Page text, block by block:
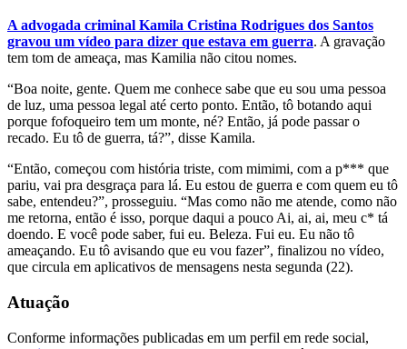
A advogada criminal Kamila Cristina Rodrigues dos Santos
gravou um vídeo para dizer que estava em guerra. A gravação
tem tom de ameaça, mas Kamilia não citou nomes.
“Boa noite, gente. Quem me conhece sabe que eu sou uma pessoa
de luz, uma pessoa legal até certo ponto. Então, tô botando aqui
porque fofoqueiro tem um monte, né? Então, já pode passar o
recado. Eu tô de guerra, tá?”, disse Kamila.
“Então, começou com história triste, com mimimi, com a p*** que
pariu, vai pra desgraça para lá. Eu estou de guerra e com quem eu tô
sabe, entendeu?”, prosseguiu. “Mas como não me atende, como não
me retorna, então é isso, porque daqui a pouco Ai, ai, ai, meu c* tá
doendo. E você pode saber, fui eu. Beleza. Fui eu. Eu não tô
ameaçando. Eu tô avisando que eu vou fazer”, finalizou no vídeo,
que circula em aplicativos de mensagens nesta segunda (22).
Atuação
Conforme informações publicadas em um perfil em rede social,